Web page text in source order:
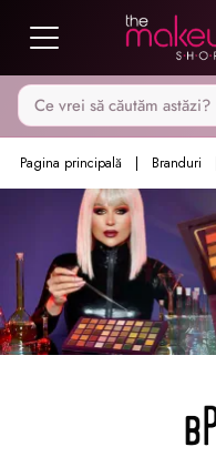
Caută pe MakeupShop
Pagina principală Branduri